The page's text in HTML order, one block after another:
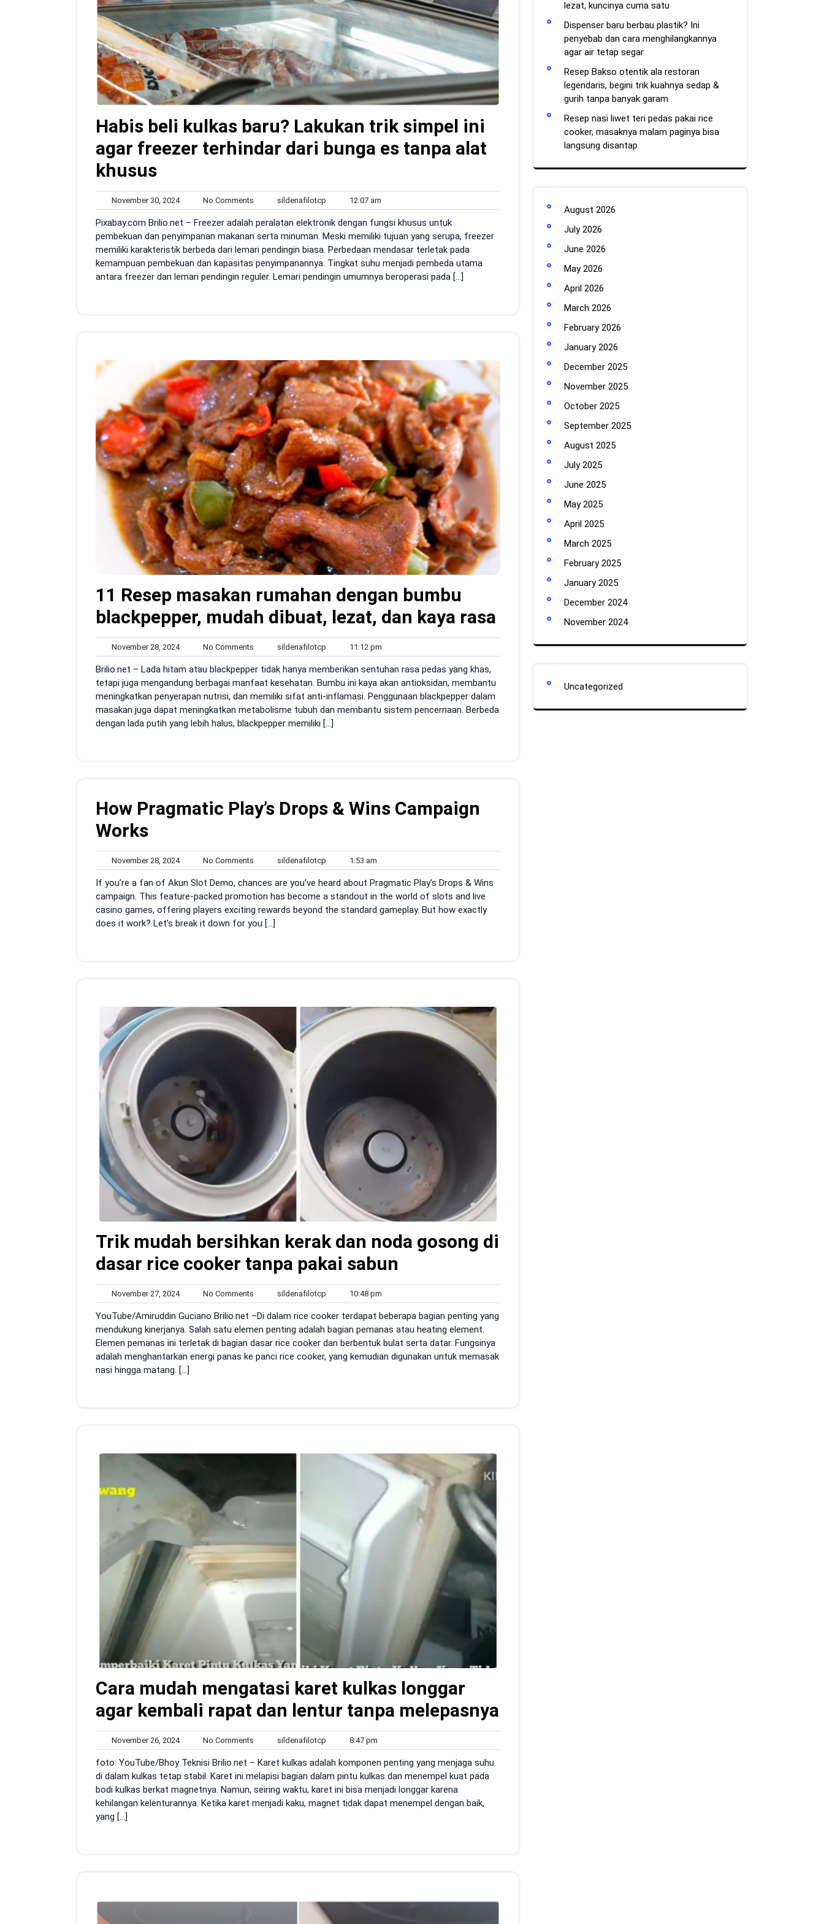
Habis beli kulkas baru? Lakukan trik simpel ini
agar freezer terhindar dari bunga es tanpa alat
khusus
November 30, 2024November
30,
2024
No Comments
Comments
sildenafilotcp sildenafilotcp
12:07 am
am
Pixabay.com Brilio.net – Freezer adalah peralatan elektronik dengan fungsi khusus untuk
pembekuan dan penyimpanan makanan serta minuman. Meski memiliki tujuan yang serupa, freezer
memiliki karakteristik berbeda dari lemari pendingin biasa. Perbedaan mendasar terletak pada
kemampuan pembekuan dan kapasitas penyimpanannya. Tingkat suhu menjadi pembeda utama
antara freezer dan lemari pendingin reguler. Lemari pendingin umumnya beroperasi pada […]
11 Resep masakan rumahan dengan bumbu
blackpepper, mudah dibuat, lezat, dan kaya rasa
November 28, 2024November
28,
2024
No Comments
Comments
sildenafilotcp sildenafilotcp
11:12 pm
pm
Brilio.net – Lada hitam atau blackpepper tidak hanya memberikan sentuhan rasa pedas yang khas,
tetapi juga mengandung berbagai manfaat kesehatan. Bumbu ini kaya akan antioksidan, membantu
meningkatkan penyerapan nutrisi, dan memiliki sifat anti-inflamasi. Penggunaan blackpepper dalam
masakan juga dapat meningkatkan metabolisme tubuh dan membantu sistem pencernaan. Berbeda
dengan lada putih yang lebih halus, blackpepper memiliki […]
How Pragmatic Play’s Drops & Wins Campaign
Works
November 28, 2024November
28,
2024
No Comments
Comments
sildenafilotcp sildenafilotcp
1:53 am
am
If you’re a fan of Akun Slot Demo, chances are you’ve heard about Pragmatic Play’s Drops & Wins
campaign. This feature-packed promotion has become a standout in the world of slots and live
casino games, offering players exciting rewards beyond the standard gameplay. But how exactly
does it work? Let’s break it down for you […]
Trik mudah bersihkan kerak dan noda gosong di
dasar rice cooker tanpa pakai sabun
November 27, 2024November
27,
2024
No Comments
Comments
sildenafilotcp sildenafilotcp
10:48 pm
pm
YouTube/Amiruddin Guciano Brilio.net –Di dalam rice cooker terdapat beberapa bagian penting yang
mendukung kinerjanya. Salah satu elemen penting adalah bagian pemanas atau heating element.
Elemen pemanas ini terletak di bagian dasar rice cooker dan berbentuk bulat serta datar. Fungsinya
adalah menghantarkan energi panas ke panci rice cooker, yang kemudian digunakan untuk memasak
nasi hingga matang. […]
Cara mudah mengatasi karet kulkas longgar
agar kembali rapat dan lentur tanpa melepasnya
November 26, 2024November
26,
2024
No Comments
Comments
sildenafilotcp sildenafilotcp
8:47 pm
pm
foto: YouTube/Bhoy Teknisi Brilio.net – Karet kulkas adalah komponen penting yang menjaga suhu
di dalam kulkas tetap stabil. Karet ini melapisi bagian dalam pintu kulkas dan menempel kuat pada
bodi kulkas berkat magnetnya. Namun, seiring waktu, karet ini bisa menjadi longgar karena
kehilangan kelenturannya. Ketika karet menjadi kaku, magnet tidak dapat menempel dengan baik,
yang […]
lezat, kuncinya cuma satu
Dispenser baru berbau plastik? Ini
penyebab dan cara menghilangkannya
agar air tetap segar
Resep Bakso otentik ala restoran
legendaris, begini trik kuahnya sedap &
gurih tanpa banyak garam
Resep nasi liwet teri pedas pakai rice
cooker, masaknya malam paginya bisa
langsung disantap
August 2026
July 2026
June 2026
May 2026
April 2026
March 2026
February 2026
January 2026
December 2025
November 2025
October 2025
September 2025
August 2025
July 2025
June 2025
May 2025
April 2025
March 2025
February 2025
January 2025
December 2024
November 2024
Uncategorized